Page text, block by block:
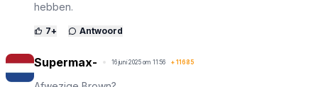
hebben.
7+ Antwoord
Supermax- 16 juni 2025 om 11:56 + 11685